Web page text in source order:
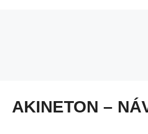
AKINETON –